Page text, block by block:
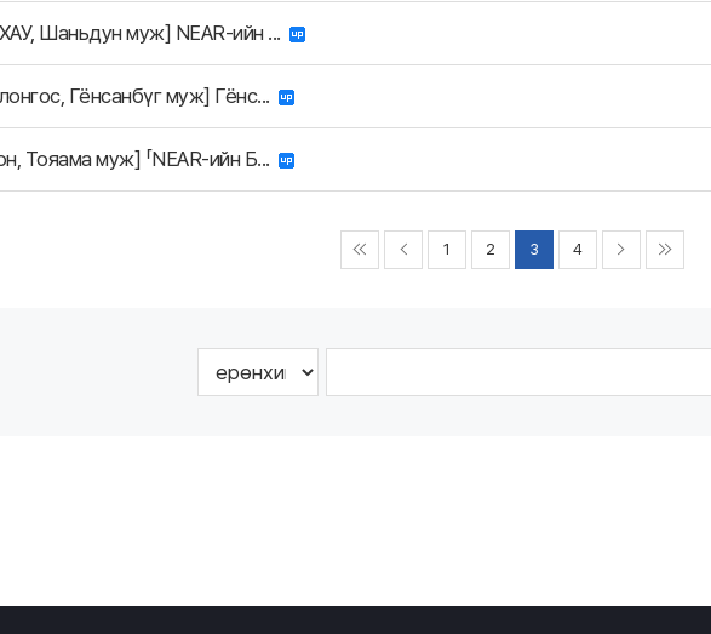
Шаньдун муж] NEAR-ийн ...
Гёнсанбүг муж] Гёнс...
Тояама муж] 「NEAR-ийн Б...
1 2 3 4